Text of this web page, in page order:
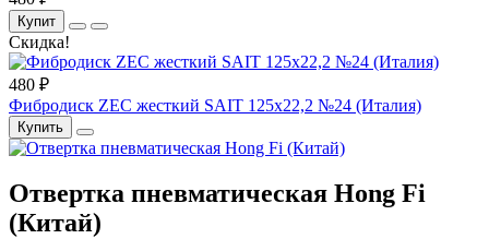
Купит
Скидка!
480 ₽
Фибродиск ZEC жесткий SAIT 125х22,2 №24 (Италия)
Купить
Отвертка пневматическая Hong Fi
(Китай)